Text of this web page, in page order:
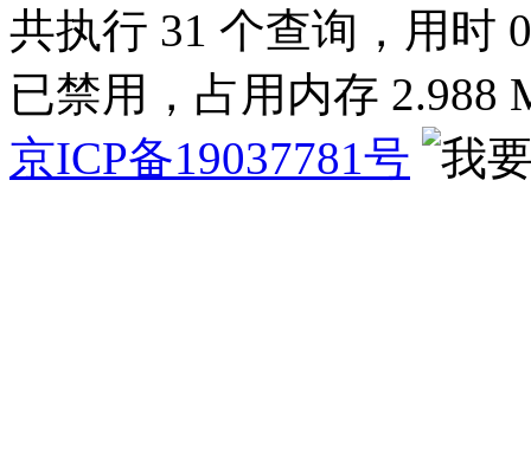
共执行 31 个查询，用时
已禁用，占用内存 2.988
京ICP备19037781号